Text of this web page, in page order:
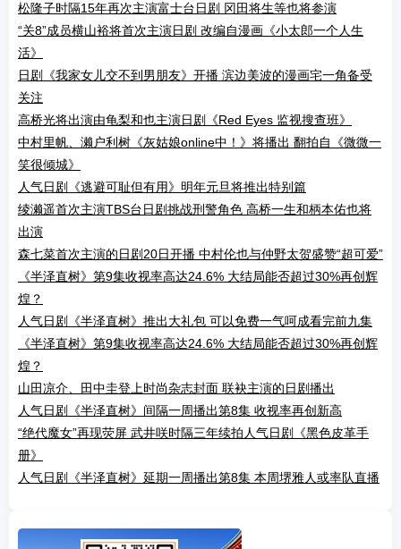
松隆子时隔15年再次主演富士台日剧 冈田将生等也将参演
“关8”成员横山裕将首次主演日剧 改编自漫画《小太郎一个人生
活》
日剧《我家女儿交不到男朋友》开播 滨边美波的漫画宅一角备受
关注
高桥光将出演由龟梨和也主演日剧《Red Eyes 监视搜查班》
中村里帆、濑户利树《灰姑娘online中！》将播出 翻拍自《微微一
笑很倾城》
人气日剧《逃避可耻但有用》明年元旦将推出特别篇
绫濑遥首次主演TBS台日剧挑战刑警角色 高桥一生和柄本佑也将
出演
森七菜首次主演的日剧20日开播 中村伦也与仲野太贺盛赞“超可爱”
《半泽直树》第9集收视率高达24.6% 大结局能否超过30%再创辉
煌？
人气日剧《半泽直树》推出大礼包 可以免费一气呵成看完前九集
《半泽直树》第9集收视率高达24.6% 大结局能否超过30%再创辉
煌？
山田凉介、田中圭登上时尚杂志封面 联袂主演的日剧播出
人气日剧《半泽直树》间隔一周播出第8集 收视率再创新高
“绝代魔女”再现荧屏 武井咲时隔三年续拍人气日剧《黑色皮革手
册》
人气日剧《半泽直树》延期一周播出第8集 本周堺雅人或率队直播